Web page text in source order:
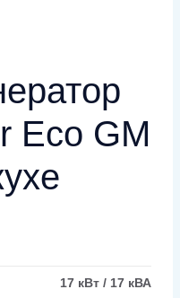
Eco GM
17 кВт / 17 кВА